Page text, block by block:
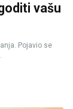
vašu
Pojavio se